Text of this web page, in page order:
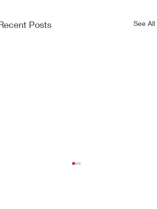
Posts See All